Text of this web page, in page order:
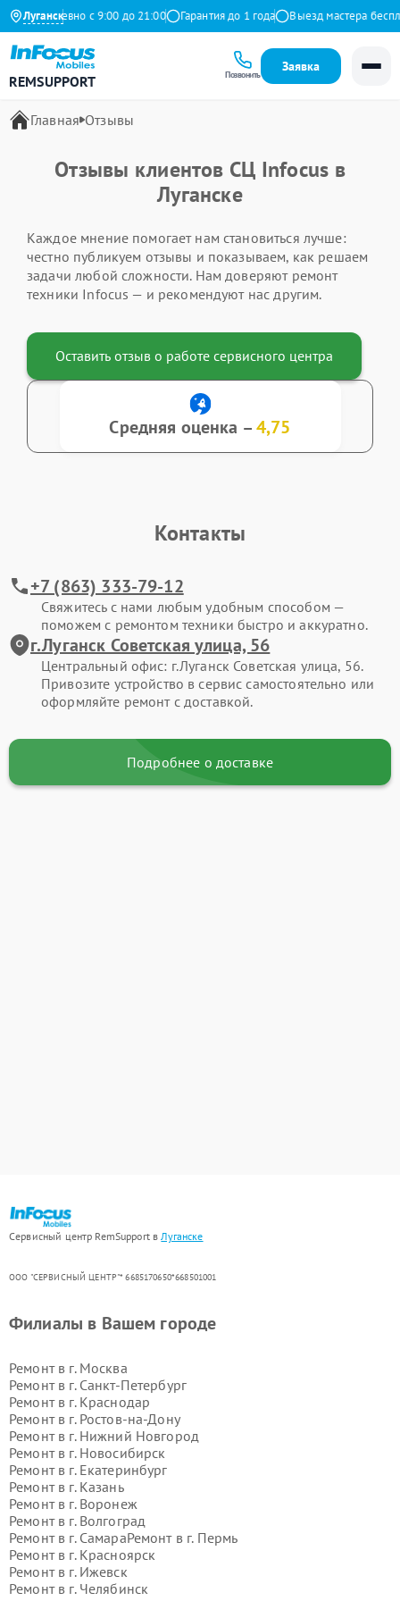
Луганск
Ежедневно с 9:00 до 21:00 Гарантия до 1 года Выезд мастера
REMSUPPORT Позвонить
Заявка
Главная Отзывы
Отзывы клиентов СЦ Infocus в
Луганске
Каждое мнение помогает нам становиться лучше:
честно публикуем отзывы и показываем, как решаем
задачи любой сложности. Нам доверяют ремонт
техники Infocus — и рекомендуют нас другим.
Оставить отзыв о работе сервисного центра
Средняя оценка –4,75
Контакты
+7 (863) 333-79-12
Свяжитесь с нами любым удобным способом —
поможем с ремонтом техники быстро и аккуратно.
г.Луганск Советская улица, 56
Центральный офис: г.Луганск Советская улица, 56.
Привозите устройство в сервис самостоятельно или
оформляйте ремонт с доставкой.
Подробнее о доставке
Сервисный центр RemSupport вЛуганске
ООО "СЕРВИСНЫЙ ЦЕНТР"* 6685170650*668501001
Филиалы в Вашем городе
Ремонт в г. Москва
Ремонт в г. Санкт-Петербург
Ремонт в г. Краснодар
Ремонт в г. Ростов-на-Дону
Ремонт в г. Нижний Новгород
Ремонт в г. Новосибирск
Ремонт в г. Екатеринбург
Ремонт в г. Казань
Ремонт в г. Воронеж
Ремонт в г. Волгоград
Ремонт в г. СамараРемонт в г. Пермь
Ремонт в г. Красноярск
Ремонт в г. Ижевск
Ремонт в г. Челябинск